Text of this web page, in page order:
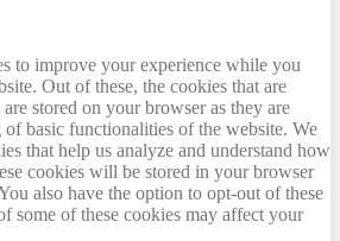
to improve your experience while you
Out of these, the cookies that are
are stored on your browser as they are
basic functionalities of the website. We
that help us analyze and understand how
cookies will be stored in your browser
also have the option to opt-out of these
some of these cookies may affect your